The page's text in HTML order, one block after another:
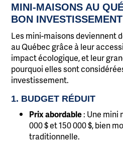
MINI-MAISONS AU
BON INVESTISSEMENT
Les mini-maisons deviennent
au Québec grâce à leur
impact écologique, et leur
pourquoi elles sont
investissement.
1. BUDGET RÉDUIT
Prix abordable: Une mini
000 $ et 150 000 $, bien
traditionnelle.